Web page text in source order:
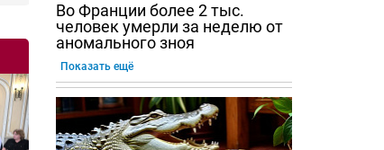
Во Франции более 2 тыс.
человек умерли за неделю от
аномального зноя
Показать ещё